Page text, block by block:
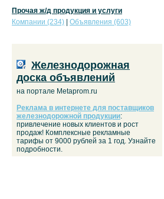
Прочая ж/д продукция и услуги
Компании (234)
Объявления (603)
Железнодорожная
доска объявлений
на портале Metaprom.ru
Реклама в интернете для поставщиков
железнодорожной продукции:
привлечение новых клиентов и рост
продаж! Комплексные рекламные
тарифы от 9000 рублей за 1 год. Узнайте
подробности.